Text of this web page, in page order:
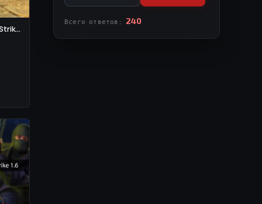
Всего ответов: 240